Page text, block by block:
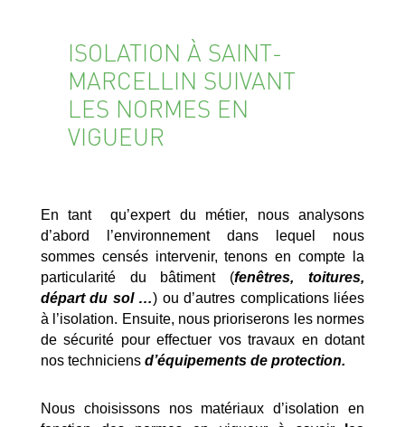
ISOLATION À SAINT-
MARCELLIN SUIVANT
LES NORMES EN
VIGUEUR
En tant qu’expert du métier, nous analysons
d’abord l’environnement dans lequel nous
sommes censés intervenir, tenons en compte la
particularité du bâtiment (fenêtres, toitures,
départ du sol …) ou d’autres complications liées
à l’isolation. Ensuite, nous prioriserons les normes
de sécurité pour effectuer vos travaux en dotant
nos techniciens d’équipements de protection.
Nous choisissons nos matériaux d’isolation en